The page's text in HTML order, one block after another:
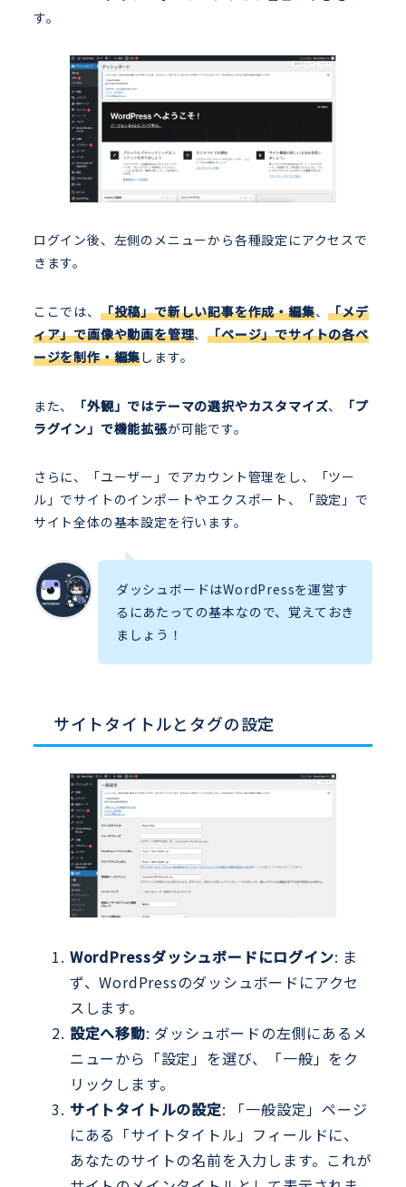
す。
ログイン後、左側のメニューから各種設定にアクセスで
きます。
ここでは、 「投稿」で新しい記事を作成・編集、「メデ
ィア」で画像や動画を管理、「ページ」でサイトの各ペ
ージを制作・編集します。
また、 「外観」ではテーマの選択やカスタマイズ、
「プ
ラグイン」で機能拡張が可能です。
さらに、「ユーザー」でアカウント管理をし、「ツー
ル」でサイトのインポートやエクスポート、「設定」で
サイト全体の基本設定を行います。
ダッシュボードはWordPressを運営す
るにあたっての基本なので、覚えておき
ましょう！
サイトタイトルとタグの設定
WordPressダッシュボードにログイン: ま
ず、WordPressのダッシュボードにアクセ
スします。
設定へ移動: ダッシュボードの左側にあるメ
ニューから「設定」を選び、「一般」をク
リックします。
サイトタイトルの設定: 「一般設定」ページ
にある「サイトタイトル」フィールドに、
あなたのサイトの名前を入力します。これが